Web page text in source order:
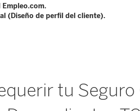
Empleo.com.
(Diseño de perfil del cliente).
tu